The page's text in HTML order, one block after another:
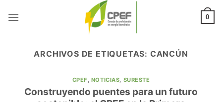
0
ARCHIVOS DE ETIQUETAS: CANCÚN
CPEF , NOTICIAS, SURESTE
Construyendo puentes para un futuro